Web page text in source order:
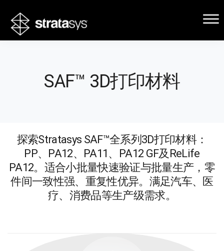
SAF™ 3D打印材料
探索Stratasys SAF™全系列3D打印材料：
PP、PA12、PA11、PA12 GF及ReLife
PA12。适合小批量快速验证与批量生产，零
件间一致性强、重复性优异。满足汽车、医
疗、消费品等生产级需求。